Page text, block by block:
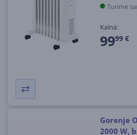
Turime
Kaina:
9999 €
Gorenje
2000 W,